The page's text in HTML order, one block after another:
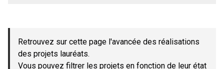
−
Retrouvez sur cette page l'avancée des réalisations
des projets lauréats.
Vous pouvez filtrer les projets en fonction de leur état